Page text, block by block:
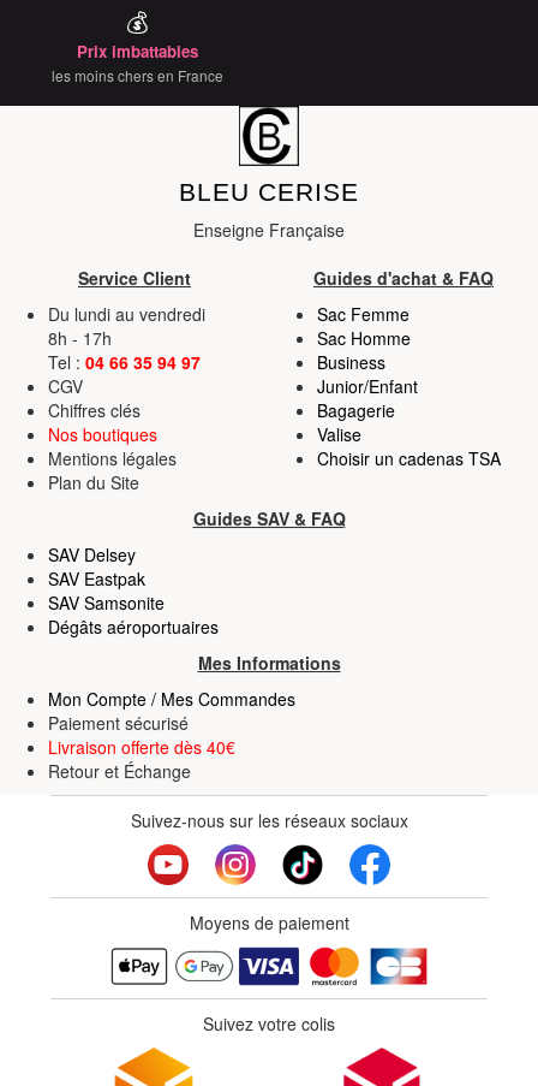
💰
Prix imbattables
les moins chers en France
BLEU CERISE
Enseigne Française
Service Client
Guides d'achat & FAQ
Du lundi au vendredi
8h - 17h
Tel : 04 66 35 94 97
CGV
Chiffres clés
Nos boutiques
Mentions légales
Plan du Site
Sac Femme
Sac Homme
Business
Junior/Enfant
Bagagerie
Valise
Choisir un cadenas TSA
Guides SAV & FAQ
SAV Delsey
SAV Eastpak
SAV Samsonite
Dégâts aéroportuaires
Mes Informations
Mon Compte / Mes Commandes
Paiement sécurisé
Livraison offerte dès 40€
Retour et Échange
Suivez-nous sur les réseaux sociaux
Moyens de paiement
Suivez votre colis